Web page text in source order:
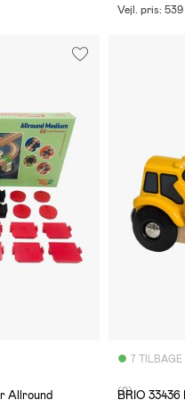
Vejl. pris:
Allround
7 TILBAGE
(0)
BRIO